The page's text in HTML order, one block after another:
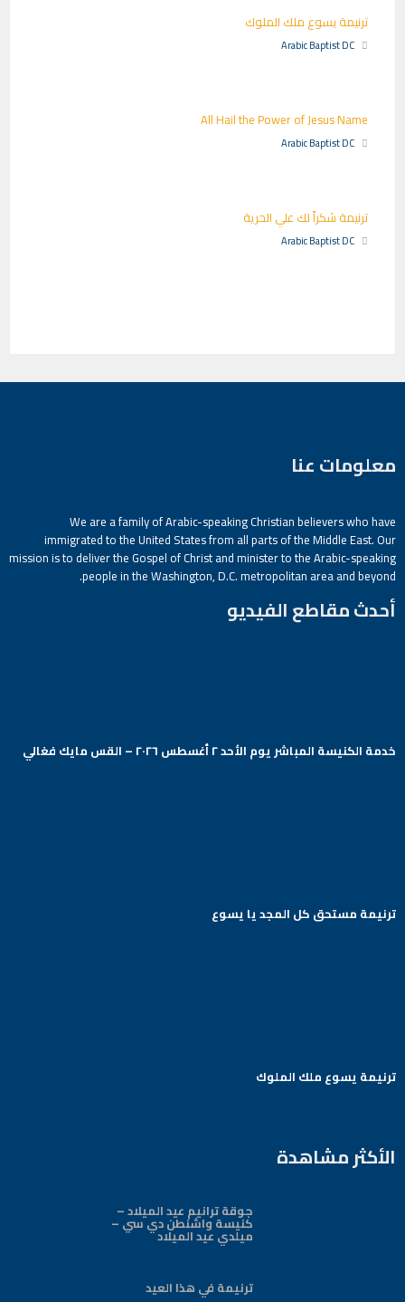
ترنيمة يسوع ملك الملوك
Arabic Baptist DC
All Hail the Power of Jesus Name
Arabic Baptist DC
ترنيمة شكراً لك علي الحرية
Arabic Baptist DC
معلومات عنا
We are a family of Arabic-speaking Christian believers who have
immigrated to the United States from all parts of the Middle East. Our
mission is to deliver the Gospel of Christ and minister to the Arabic-speaking
people in the Washington, D.C. metropolitan area and beyond.
أحدث مقاطع الفيديو
خدمة الكنيسة المباشر يوم الأحد ٢ أغسطس ٢٠٢٦ – القس مايك فغالي
ترنيمة مستحق كل المجد يا يسوع
ترنيمة يسوع ملك الملوك
الأكثر مشاهدة
جوقة ترانيم عيد الميلاد –
كنيسة واشنطن دي سي –
ميلدي عيد الميلاد
ترنيمة في هذا العيد